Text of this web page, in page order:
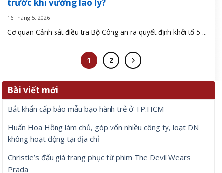
trước khi vướng lao lý?
16 Tháng 5, 2026
Cơ quan Cảnh sát điều tra Bộ Công an ra quyết định khởi tố 5 ...
1 2
Bài viết mới
Bắt khẩn cấp bảo mẫu bạo hành trẻ ở TP.HCM
Huấn Hoa Hồng làm chủ, góp vốn nhiều công ty, loạt DN
không hoạt động tại địa chỉ
Christie’s đấu giá trang phục từ phim The Devil Wears
Prada